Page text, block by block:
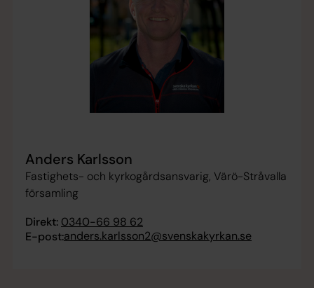
Anders Karlsson
Fastighets- och kyrkogårdsansvarig, Värö-Stråvalla
församling
Direkt: 0340-66 98 62
E-post:anders.karlsson2@svenskakyrkan.se